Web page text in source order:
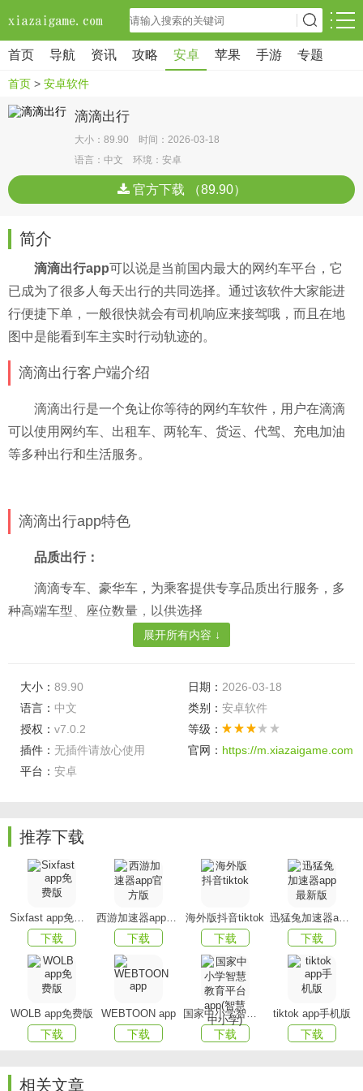
首页 导航 资讯 攻略 安卓 苹果 手游 专题
首页 > 安卓软件
滴滴出行
大小：89.90 时间：2026-03-18
语言：中文 环境：安卓
官方下载 （89.90）
简介
滴滴出行app可以说是当前国内最大的网约车平台，它
已成为了很多人每天出行的共同选择。通过该软件大家能进
行便捷下单，一般很快就会有司机响应来接驾哦，而且在地
图中是能看到车主实时行动轨迹的。
滴滴出行客户端介绍
滴滴出行是一个免让你等待的网约车软件，用户在滴滴
可以使用网约车、出租车、两轮车、货运、代驾、充电加油
等多种出行和生活服务。
滴滴出行app特色
品质出行：
滴滴专车、豪华车，为乘客提供专享品质出行服务，多
种高端车型、座位数量，以供选择
为乘客提供更高效的服务
贴心领航：
滴滴导航，做你的千里眼，前方拥堵、事故路段均在视
野内，给你贴心的指引
心，多场景代驾，给你周全的便利
公交路线指引，让低碳出行更便利
省心货运：滴滴货运，不只是你，你的财物行李，同样
值得舒心的旅程
推荐理由
些美食的食品�弧�
展开所有内容 ↓
大小： 89.90 日期： 2026-03-18
语言： 中文 类别： 安卓软件
授权： v7.0.2
等级：
插件： 无插件请放心使用 官网： https://m.xiazaigame.com
平台： 安卓
推荐下载
Sixfast app免费版
下载
西游加速器app官方版
下载
海外版抖音tiktok
下载
迅猛兔加速器app最新版
下载
WOLB app免费版
下载
WEBTOON app
下载
国家中小学智慧教育平台app(智慧中小学)
下载
tiktok app手机版
下载
相关文章